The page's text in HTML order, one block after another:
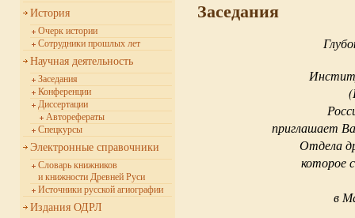
История
Очерк истории
Сотрудники прошлых лет
Научная деятельность
Заседания
Конференции
Диссертации
Авторефераты
Спецкурсы
Электронные справочники
Словарь книжников
и книжности Древней Руси
Источники русской агиографии
Издания ОДРЛ
Заседания
приглашает
Отдела
которое
в